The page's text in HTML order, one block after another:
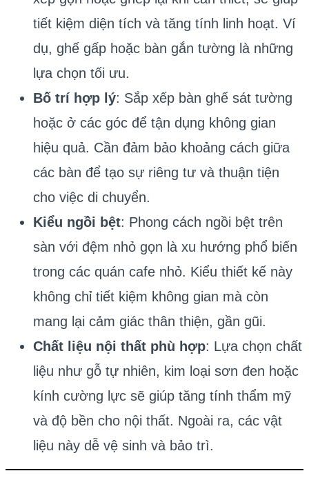
tiết kiệm diện tích và tăng tính linh hoạt. Ví
dụ, ghế gấp hoặc bàn gắn tường là những
lựa chọn tối ưu.
Bố trí hợp lý: Sắp xếp bàn ghế sát tường
hoặc ở các góc để tận dụng không gian
hiệu quả. Cần đảm bảo khoảng cách giữa
các bàn để tạo sự riêng tư và thuận tiện
cho việc di chuyển.
Kiểu ngồi bệt: Phong cách ngồi bệt trên
sàn với đệm nhỏ gọn là xu hướng phổ biến
trong các quán cafe nhỏ. Kiểu thiết kế này
không chỉ tiết kiệm không gian mà còn
mang lại cảm giác thân thiện, gần gũi.
Chất liệu nội thất phù hợp: Lựa chọn chất
liệu như gỗ tự nhiên, kim loại sơn đen hoặc
kính cường lực sẽ giúp tăng tính thẩm mỹ
và độ bền cho nội thất. Ngoài ra, các vật
liệu này dễ vệ sinh và bảo trì.